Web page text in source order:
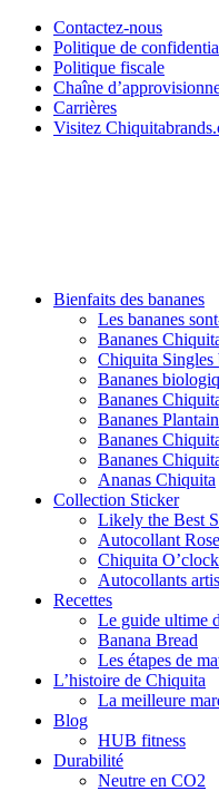
Contactez-nous
Politique de
Politique fiscale
Chaîne
Carrières
Visitez
Bienfaits des bananes
Les bananes
Bananes
Chiquita Singles
Bananes
Bananes
Bananes
Bananes
Bananes
Ananas Chiquita
Collection Sticker
Likely the Best
Autocollant Rose
Chiquita O’clock
Autocollants
Recettes
Le guide ultime
Banana Bread
Les étapes de
L’histoire de Chiquita
La meilleure
Blog
HUB fitness
Durabilité
Neutre en CO2